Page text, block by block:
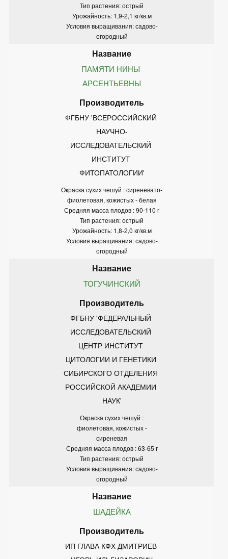
Тип растения: острый
Урожайность: 1,9-2,1 кг/кв.м
Условия выращивания: садово-
огородный
ПАМЯТИ НИНЫ
АРСЕНТЬЕВНЫ
ФГБНУ 'ВСЕРОССИЙСКИЙ
НАУЧНО-
ИССЛЕДОВАТЕЛЬСКИЙ
ИНСТИТУТ
ФИТОПАТОЛОГИИ'
Окраска сухих чешуй : сиреневато-
фиолетовая, кожистых - белая
Средняя масса плодов : 90-110 г
Тип растения: острый
Урожайность: 1,8-2,0 кг/кв.м
Условия выращивания: садово-
огородный
ТОГУЧИНСКИЙ
ФГБНУ 'ФЕДЕРАЛЬНЫЙ
ИССЛЕДОВАТЕЛЬСКИЙ
ЦЕНТР ИНСТИТУТ
ЦИТОЛОГИИ И ГЕНЕТИКИ
СИБИРСКОГО ОТДЕЛЕНИЯ
РОССИЙСКОЙ АКАДЕМИИ
НАУК'
Окраска сухих чешуй :
фиолетовая, кожистых -
сиреневая
Средняя масса плодов : 63-65 г
Тип растения: острый
Условия выращивания: садово-
огородный
ШАДЕЙКА
ИП ГЛАВА КФХ ДМИТРИЕВ